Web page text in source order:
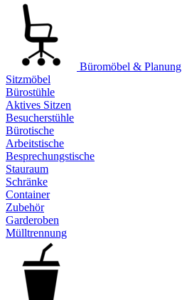
Büromöbel & Planung
Sitzmöbel
Bürostühle
Aktives Sitzen
Besucherstühle
Bürotische
Arbeitstische
Besprechungstische
Stauraum
Schränke
Container
Zubehör
Garderoben
Mülltrennung